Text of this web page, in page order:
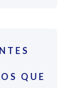
QUE